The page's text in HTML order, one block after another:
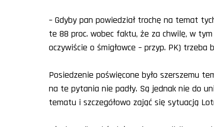
– Gdyby pan powiedział trochę na temat
te 88 proc. wobec faktu, że za chwilę, w
oczywiście o śmigłowce – przyp. PK) trzeba
Posiedzenie poświęcone było szerszemu
na te pytania nie padły. Są jednak nie do
tematu i szczegółowo zająć się sytuacją